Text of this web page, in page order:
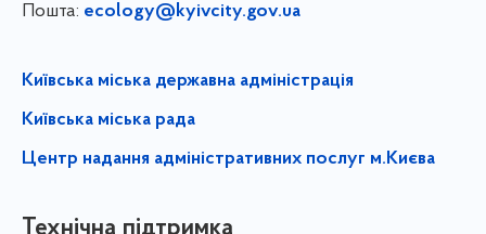
Пошта: ecology@kyivcity.gov.ua
Київська міська державна адміністрація
Київська міська рада
Центр надання адміністративних послуг м.Києва
Технічна підтримка